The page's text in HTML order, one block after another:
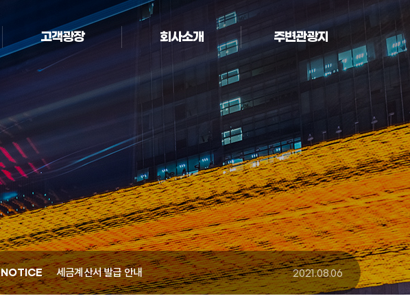
고객광장 회사소개 주변관광지
NOTICE
코로나19 예방 꼭! 기억해야 할 행동 수칙 2021.05.23
통행료 인상 안내 2024.06.21
세금계산서 발급 안내 2021.08.06